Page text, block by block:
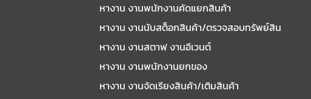
หางาน งานพนักงานคัดแยกสินค้า
หางาน งานนับสต็อกสินค้า/ตรวจสอบทรัพย์สิน
หางาน งานสตาฟ งานอีเวนต์
หางาน งานพนักงานยกของ
หางาน งานจัดเรียงสินค้า/เติมสินค้า